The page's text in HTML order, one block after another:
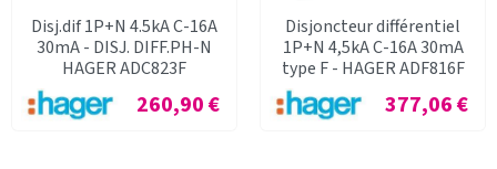
Disj.dif 1P+N 4.5kA C-16A
30mA - DISJ. DIFF.PH-N
HAGER ADC823F
Prix
260,90 €
Disjoncteur différentiel
1P+N 4,5kA C-16A 30mA
type F - HAGER ADF816F
Prix
377,06 €